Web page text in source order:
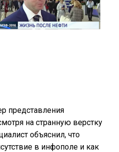
представления
на странную верстку
объяснил, что
в инфополе и как